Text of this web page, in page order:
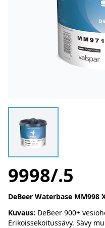
9998/.5
DeBeer Waterbase MM998
Kuvaus: DeBeer 900+
Erikoissekoitussävy. Sävy